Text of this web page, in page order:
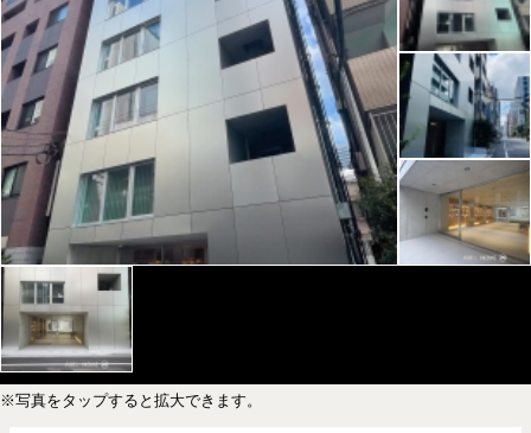
※写真をタップすると拡大できます。